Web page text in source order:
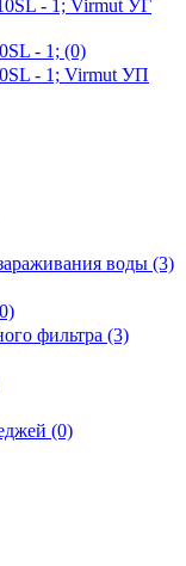
- 1; Virmut УГ
- 1; (0)
- 1; Virmut УП
воды (3)
фильтра (3)
(0)